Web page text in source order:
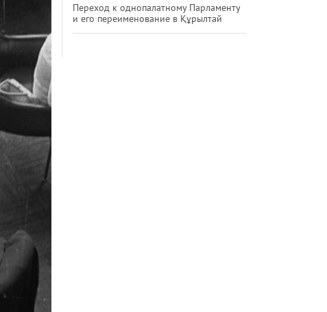
Переход к однопалатному Парламенту
и его переименование в Құрылтай